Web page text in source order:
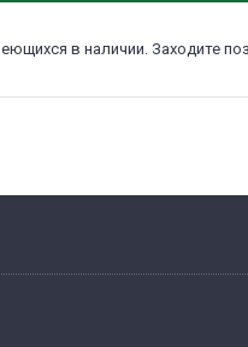
в наличии. Заходите